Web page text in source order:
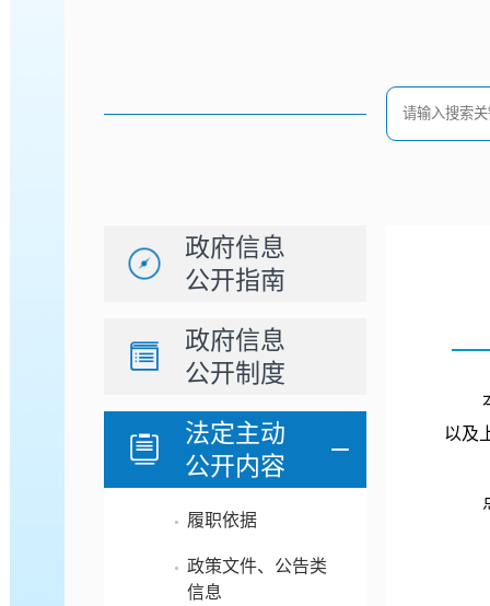
政府信息
公开指南
政府信息
公开制度
法定主动
公开内容
履职依据
政策文件、公告类
信息
以及